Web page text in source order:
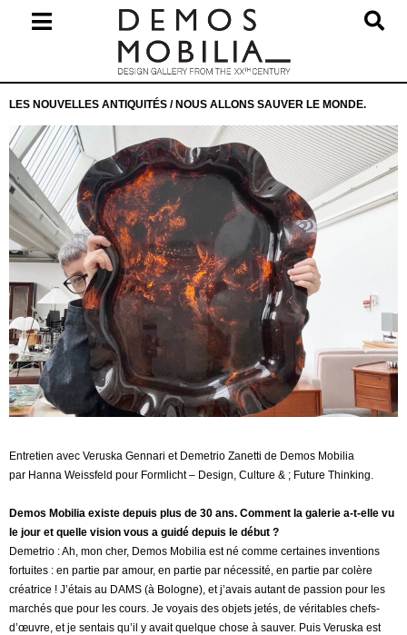
Navigation
Menu
LES NOUVELLES ANTIQUITÉS / NOUS ALLONS SAUVER LE MONDE.
Entretien avec Veruska Gennari et Demetrio Zanetti de Demos Mobilia
par Hanna Weissfeld pour Formlicht – Design, Culture & ; Future Thinking.
Demos Mobilia existe depuis plus de 30 ans. Comment la galerie a-t-elle vu
le jour et quelle vision vous a guidé depuis le début ?
Demetrio : Ah, mon cher, Demos Mobilia est né comme certaines inventions
fortuites : en partie par amour, en partie par nécessité, en partie par colère
créatrice ! J’étais au DAMS (à Bologne), et j’avais autant de passion pour les
marchés que pour les cours. Je voyais des objets jetés, de véritables chefs-
d’œuvre, et je sentais qu’il y avait quelque chose à sauver. Puis Veruska est